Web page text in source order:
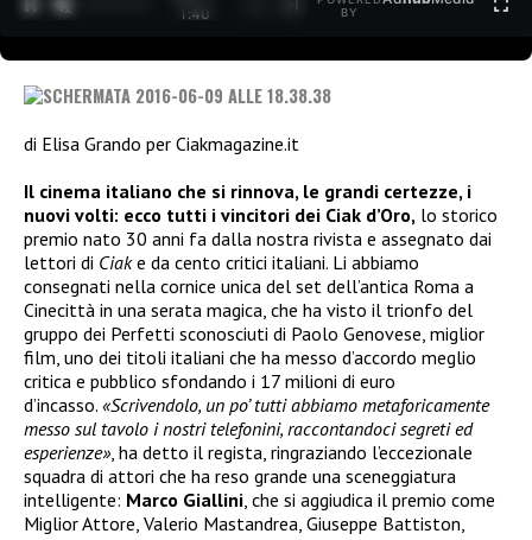
1:40
BY
di Elisa Grando per Ciakmagazine.it
Il cinema italiano che si rinnova, le grandi certezze, i
nuovi volti: ecco tutti i vincitori dei Ciak d’Oro, lo storico
premio nato 30 anni fa dalla nostra rivista e assegnato dai
lettori di Ciake da cento critici italiani. Li abbiamo
consegnati nella cornice unica del set dell’antica Roma a
Cinecittà in una serata magica, che ha visto il trionfo del
gruppo dei Perfetti sconosciuti di Paolo Genovese, miglior
film, uno dei titoli italiani che ha messo d’accordo meglio
critica e pubblico sfondando i 17 milioni di euro
d’incasso. «Scrivendolo, un po’ tutti abbiamo metaforicamente
messo sul tavolo i nostri telefonini, raccontandoci segreti ed
esperienze», ha detto il regista, ringraziando l’eccezionale
squadra di attori che ha reso grande una sceneggiatura
intelligente: Marco Giallini , che si aggiudica il premio come
Miglior Attore, Valerio Mastandrea, Giuseppe Battiston,